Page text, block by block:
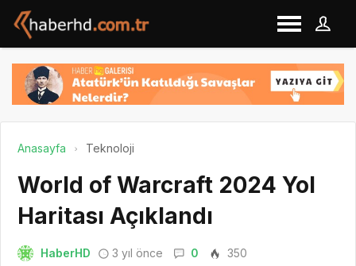
Anasayfa Teknoloji
World of Warcraft 2024 Yol
Haritası Açıklandı
HaberHD 3 yıl önce 0
350